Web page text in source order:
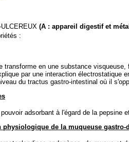
ULCEREUX(A : appareil digestif et
:
transforme en une substance
par une interaction électrostatique
du tractus gastro-intestinal où il
adsorbant à l'égard de la
de la muqueuse gastro-